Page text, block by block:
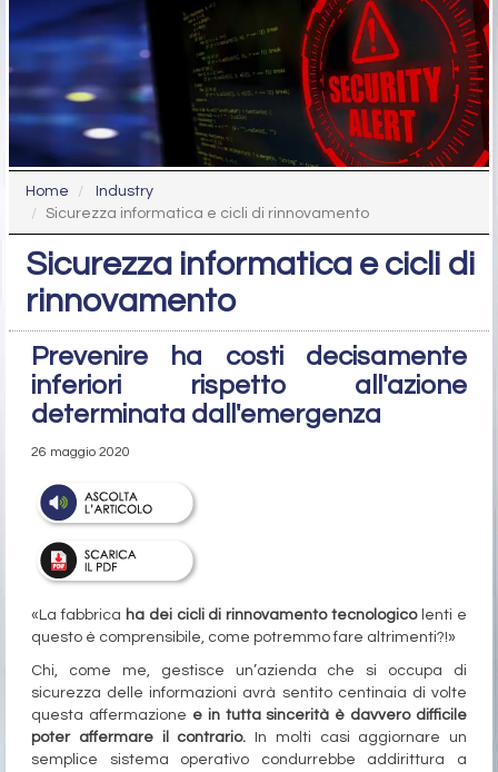
Home
Industry
Sicurezza informatica e cicli di rinnovamento
Sicurezza informatica e cicli di
rinnovamento
Prevenire ha costi decisamente
inferiori rispetto all'azione
determinata dall'emergenza
26 maggio 2020
«La fabbrica ha dei cicli di rinnovamento tecnologicolenti e
questo è comprensibile, come potremmo fare altrimenti?!»
Chi, come me, gestisce un’azienda che si occupa di
sicurezza delle informazioni avrà sentito centinaia di volte
questa affermazione e in tutta sincerità è davvero difficile
poter affermare il contrario. In molti casi aggiornare un
semplice sistema operativo condurrebbe addirittura a